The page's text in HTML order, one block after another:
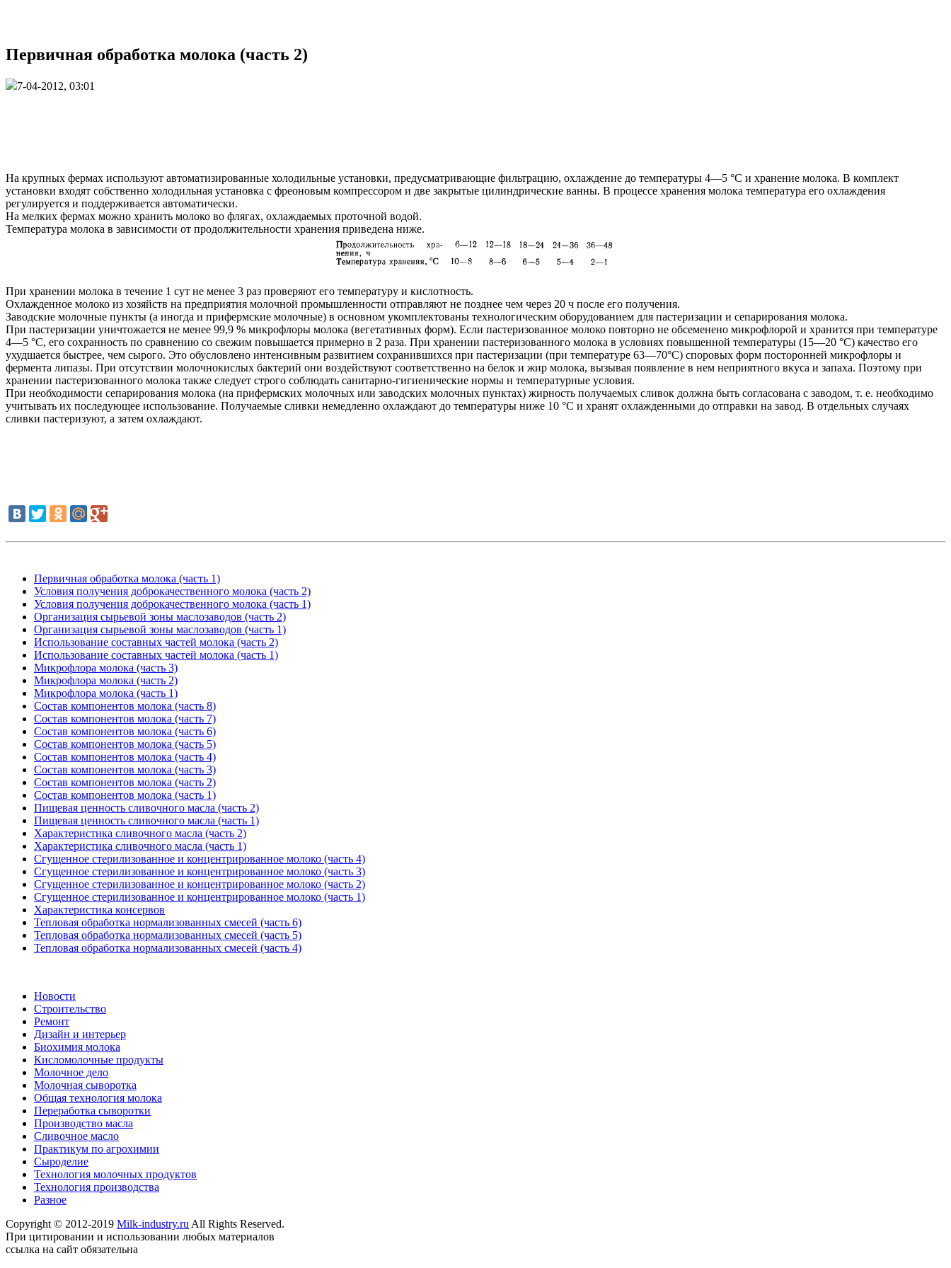
Первичная обработка молока (часть 2)
7-04-2012, 03:01
На крупных фермах используют автоматизированные холодильные установки, предусматривающие фильтрацию, охлаждение до температуры 4—5 °C и хранение молока. В комплект
установки входят собственно холодильная установка с фреоновым компрессором и две закрытые цилиндрические ванны. В процессе хранения молока температура его охлаждения
регулируется и поддерживается автоматически.
На мелких фермах можно хранить молоко во флягах, охлаждаемых проточной водой.
Температура молока в зависимости от продолжительности хранения приведена ниже.
При хранении молока в течение 1 сут не менее 3 раз проверяют его температуру и кислотность.
Охлажденное молоко из хозяйств на предприятия молочной промышленности отправляют не позднее чем через 20 ч после его получения.
Заводские молочные пункты (а иногда и прифермские молочные) в основном укомплектованы технологическим оборудованием для пастеризации и сепарирования молока.
При пастеризации уничтожается не менее 99,9 % микрофлоры молока (вегетативных форм). Если пастеризованное молоко повторно не обсеменено микрофлорой и хранится при температуре
4—5 °C, его сохранность по сравнению со свежим повышается примерно в 2 раза. При хранении пастеризованного молока в условиях повышенной температуры (15—20 °С) качество его
ухудшается быстрее, чем сырого. Это обусловлено интенсивным развитием сохранившихся при пастеризации (при температуре 63—70°С) споровых форм посторонней микрофлоры и
фермента липазы. При отсутствии молочнокислых бактерий они воздействуют соответственно на белок и жир молока, вызывая появление в нем неприятного вкуса и запаха. Поэтому при
хранении пастеризованного молока также следует строго соблюдать санитарно-гигиенические нормы н температурные условия.
При необходимости сепарирования молока (на прифермских молочных или заводских молочных пунктах) жирность получаемых сливок должна быть согласована с заводом, т. е. необходимо
учитывать их последующее использование. Получаемые сливки немедленно охлаждают до температуры ниже 10 °C и хранят охлажденными до отправки на завод. В отдельных случаях
сливки пастеризуют, а затем охлаждают.
Первичная обработка молока (часть 1)
Условия получения доброкачественного молока (часть 2)
Условия получения доброкачественного молока (часть 1)
Организация сырьевой зоны маслозаводов (часть 2)
Организация сырьевой зоны маслозаводов (часть 1)
Использование составных частей молока (часть 2)
Использование составных частей молока (часть 1)
Микрофлора молока (часть 3)
Микрофлора молока (часть 2)
Микрофлора молока (часть 1)
Состав компонентов молока (часть 8)
Состав компонентов молока (часть 7)
Состав компонентов молока (часть 6)
Состав компонентов молока (часть 5)
Состав компонентов молока (часть 4)
Состав компонентов молока (часть 3)
Состав компонентов молока (часть 2)
Состав компонентов молока (часть 1)
Пищевая ценность сливочного масла (часть 2)
Пищевая ценность сливочного масла (часть 1)
Характеристика сливочного масла (часть 2)
Характеристика сливочного масла (часть 1)
Сгущенное стерилизованное и концентрированное молоко (часть 4)
Сгущенное стерилизованное и концентрированное молоко (часть 3)
Сгущенное стерилизованное и концентрированное молоко (часть 2)
Сгущенное стерилизованное и концентрированное молоко (часть 1)
Характеристика консервов
Тепловая обработка нормализованных смесей (часть 6)
Тепловая обработка нормализованных смесей (часть 5)
Тепловая обработка нормализованных смесей (часть 4)
Новости
Строительство
Ремонт
Дизайн и интерьер
Биохимия молока
Кисломолочные продукты
Молочное дело
Молочная сыворотка
Общая технология молока
Переработка сыворотки
Производство масла
Сливочное масло
Практикум по агрохимии
Сыроделие
Технология молочных продуктов
Технология производства
Разное
Copyright © 2012-2019 Milk-industry.ru All Rights Reserved.
При цитировании и использовании любых материалов
ссылка на сайт обязательна